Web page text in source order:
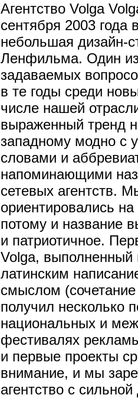
Агентство Volga
сентября 2003 года
небольшая дизайн-
Ленфильма. Один
задаваемых
в те годы среди
числе нашей
выраженный тренд
западному модно с
словами и
напоминающими
сетевых агентств.
ориентировались на
потому и название
и патриотичное.
Volga, выполненный
латинским
смыслом
получил несколько
национальных и
фестивалях
и первые проекты
внимание, и мы
агентство с